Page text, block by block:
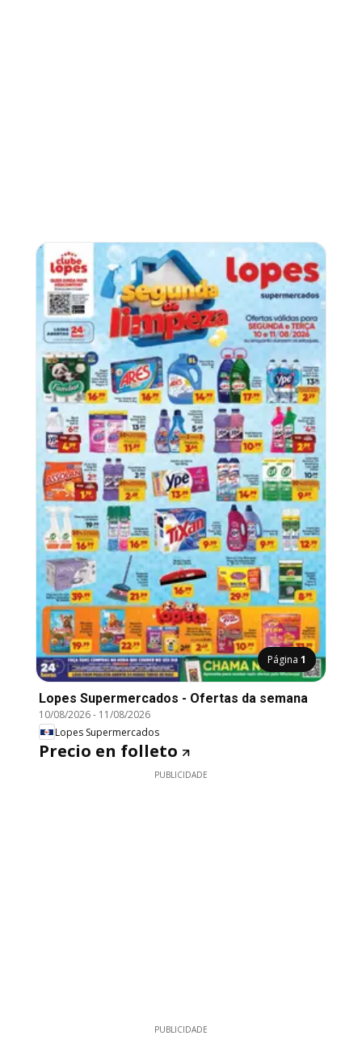
Página 1
Lopes Supermercados - Ofertas da semana
10/08/2026- 11/08/2026
Lopes Supermercados
Precio en folleto
PUBLICIDADE
PUBLICIDADE